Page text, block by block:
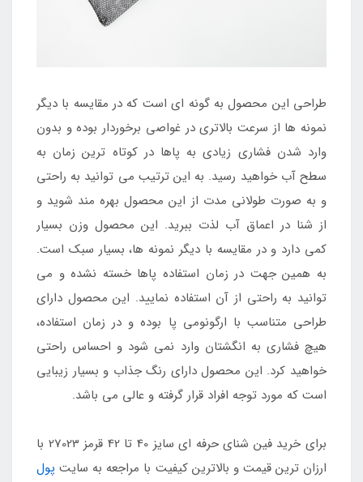
طراحی این محصول به گونه ای است که در مقایسه با دیگر
نمونه ها از سرعت بالاتری در غواصی برخوردار بوده و بدون
وارد شدن فشاری زیادی به پاها در کوتاه ترین زمان به
سطح آب خواهید رسید. به این ترتیب می توانید به راحتی
و به صورت طولانی مدت از این محصول بهره مند شوید و
از شنا در اعماق آب لذت ببرید. این محصول وزن بسیار
کمی دارد و در مقایسه با دیگر نمونه ها، بسیار سبک است.
به همین جهت در زمان استفاده پاها خسته نشده و می
توانید به راحتی از آن استفاده نمایید. این محصول دارای
طراحی متناسب با ارگونومی پا بوده و در زمان استفاده،
هیچ فشاری به انگشتان وارد نمی شود و احساس راحتی
خواهید کرد. این محصول دارای رنگ جذاب و بسیار زیبایی
است که مورد توجه افراد قرار گرفته و عالی می باشد.
برای خرید فین شنای حرفه ای سایز 40 تا 42 قرمز 27023 با
ارزان ترین قیمت و بالاترین کیفیت با مراجعه به سایت پول